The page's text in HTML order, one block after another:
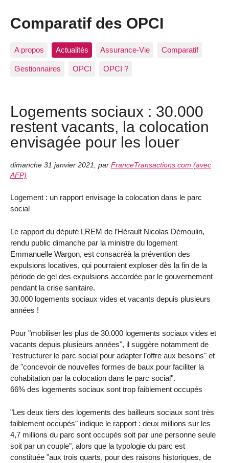
Comparatif des OPCI
A propos Actualités Assurance-Vie Comparatif
Gestionnaires OPCI OPCI ?
Logements sociaux : 30.000
restent vacants, la colocation
envisagée pour les louer
dimanche 31 janvier 2021 par FranceTransactions.com (avec
AFP)
Logement : un rapport envisage la colocation dans le parc
social
Le rapport du député LREM de l’Hérault Nicolas Démoulin,
rendu public dimanche par la ministre du logement
Emmanuelle Wargon, est consacréà la prévention des
expulsions locatives, qui pourraient exploser dès la fin de la
période de gel des expulsions accordée par le gouvernement
pendant la crise sanitaire.
30.000 logements sociaux vides et vacants depuis plusieurs
années !
Pour "mobiliser les plus de 30.000 logements sociaux vides et
vacants depuis plusieurs années", il suggère notamment de
"restructurer le parc social pour adapter l’offre aux besoins" et
de "concevoir de nouvelles formes de baux pour faciliter la
cohabitation par la colocation dans le parc social".
66% des logements sociaux sont trop faiblement occupés
"Les deux tiers des logements des bailleurs sociaux sont très
faiblement occupés" indique le rapport : deux millions sur les
4,7 millions du parc sont occupés soit par une personne seule
soit par un couple", alors que la typologie du parc est
constituée "aux trois quarts, pour des raisons historiques, de